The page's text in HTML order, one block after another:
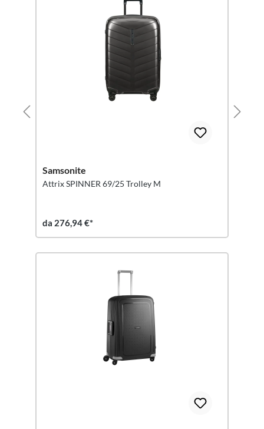
Samsonite
Attrix SPINNER 69/25 Trolley M
da 276,94 €*